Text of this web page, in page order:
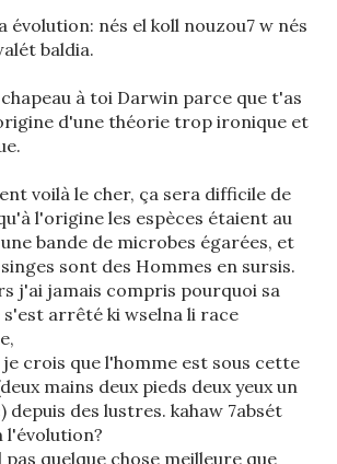
évolution: nés el koll nouzou7 w nés
baldia.
à toi Darwin parce que t'as
d'une théorie trop ironique et
voilà le cher, ça sera difficile de
l'origine les espèces étaient au
bande de microbes égarées, et
sont des Hommes en sursis.
j'ai jamais compris pourquoi sa
arrêté ki wselna li race
crois que l'homme est sous cette
mains deux pieds deux yeux un
depuis des lustres. kahaw 7absét
l'évolution?
pas quelque chose meilleure que